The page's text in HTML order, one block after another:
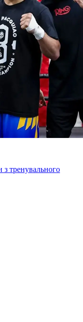
з тренувального